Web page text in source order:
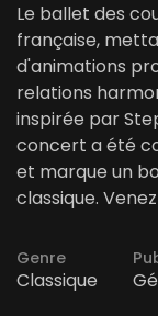
Le ballet des
française,
d'animations
relations
inspirée par
concert a été
et marque un
classique.
Genre
Classique